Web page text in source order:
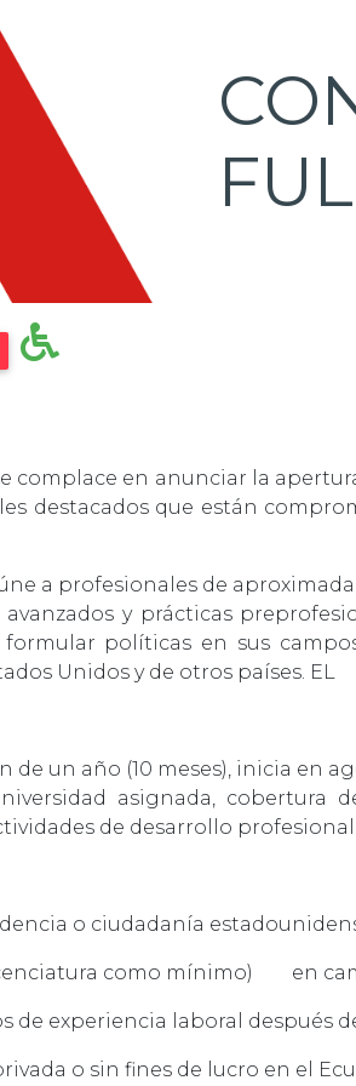
complace en anunciar la
destacados que están
a profesionales de
y prácticas
políticas en sus
Unidos y de otros países. EL
de un año (10 meses), inicia en
asignada, cobertura
de desarrollo profesional.
o ciudadanía
como mínimo) en
de experiencia laboral después
o sin fines de lucro en el